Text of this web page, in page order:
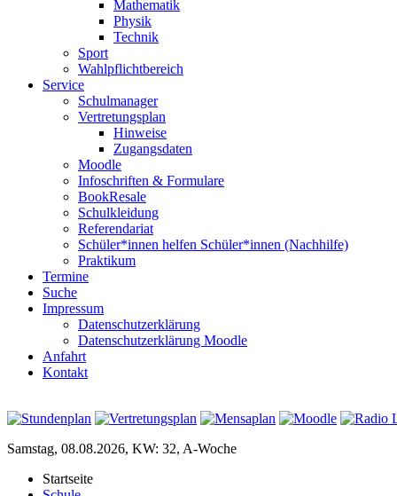
Mathematik
Physik
Technik
Sport
Wahlpflichtbereich
Service
Schulmanager
Vertretungsplan
Hinweise
Zugangsdaten
Moodle
Infoschriften & Formulare
BookResale
Schulkleidung
Referendariat
Schüler*innen helfen Schüler*innen (Nachhilfe)
Praktikum
Termine
Suche
Impressum
Datenschutzerklärung
Datenschutzerklärung Moodle
Anfahrt
Kontakt
Samstag, 08.08.2026, KW: 32, A-Woche
Startseite